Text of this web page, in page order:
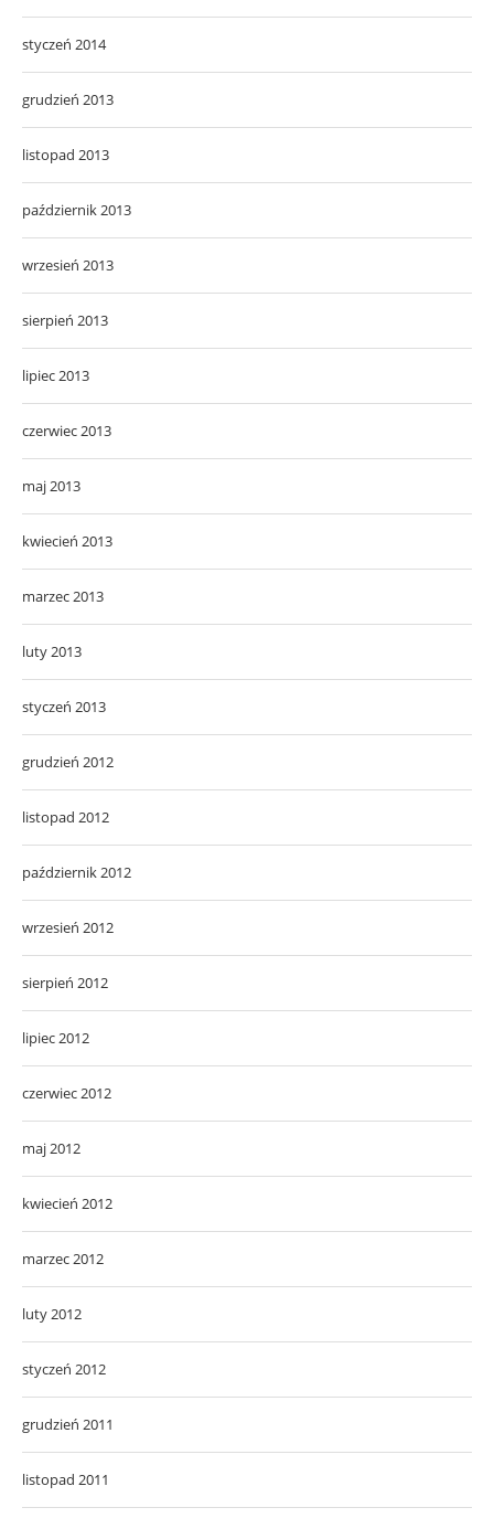
styczeń 2014
grudzień 2013
listopad 2013
październik 2013
wrzesień 2013
sierpień 2013
lipiec 2013
czerwiec 2013
maj 2013
kwiecień 2013
marzec 2013
luty 2013
styczeń 2013
grudzień 2012
listopad 2012
październik 2012
wrzesień 2012
sierpień 2012
lipiec 2012
czerwiec 2012
maj 2012
kwiecień 2012
marzec 2012
luty 2012
styczeń 2012
grudzień 2011
listopad 2011